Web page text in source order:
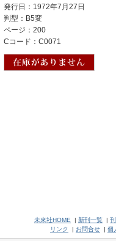
発行日：1972年7月27日
判型：B5変
ページ：200
Cコード：C0071
未來社HOME | 新刊一覧 |
リンク
| お問合せ | 個